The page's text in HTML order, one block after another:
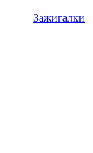
Зажигалки